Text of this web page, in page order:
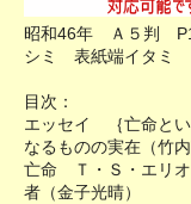
昭和46年 Ａ５判
シミ 表紙端イタミ
目次：
エッセイ ｛亡命と
なるものの実在（竹
亡命 Ｔ・Ｓ・エリオ
者（金子光晴）